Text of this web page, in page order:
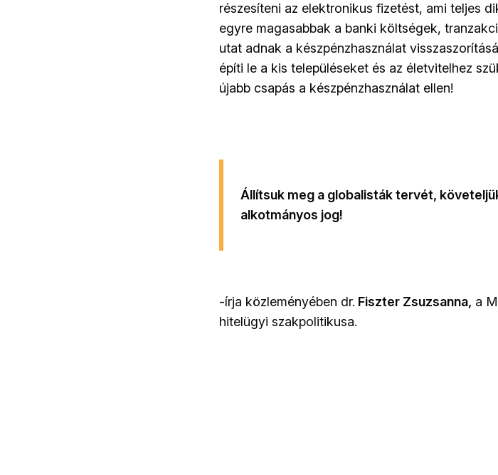
részesíteni az elektronikus fizetést, ami teljes
egyre magasabbak a banki költségek,
utat adnak a készpénzhasználat
építi le a kis településeket és az életvitelhez
újabb csapás a készpénzhasználat ellen!
Állítsuk meg a globalisták tervét,
alkotmányos jog!
-írja közleményében dr. Fiszter Zsuzsanna, a
hitelügyi szakpolitikusa.